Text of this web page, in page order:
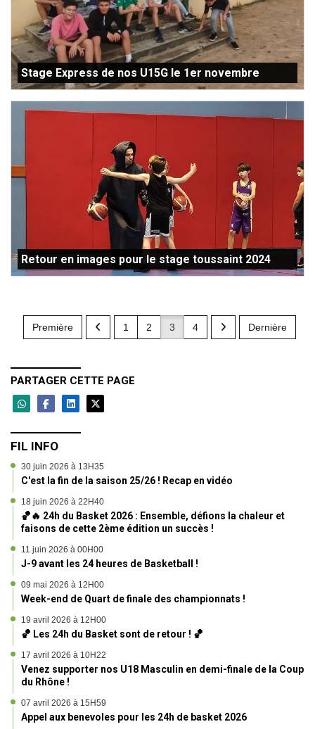
Stage Express de nos U15G le 1er novembre
Retour en images pour le stage toussaint 2024
Première 1 2 3 4 Dernière
PARTAGER CETTE PAGE
FIL INFO
30 juin 2026 à 13H35
C'est la fin de la saison 25/26 ! Recap en vidéo
18 juin 2026 à 22H40
🏀🔥 24h du Basket 2026 : Ensemble, défions la chaleur et
faisons de cette 2ème édition un succès !
11 juin 2026 à 00H00
J-9 avant les 24 heures de Basketball !
09 mai 2026 à 12H00
Week-end de Quart de finale des championnats !
19 avril 2026 à 12H00
🏀 Les 24h du Basket sont de retour ! 🏀
17 avril 2026 à 10H22
Venez supporter nos U18 Masculin en demi-finale de la Coupe
du Rhône !
07 avril 2026 à 15H59
Appel aux benevoles pour les 24h de basket 2026